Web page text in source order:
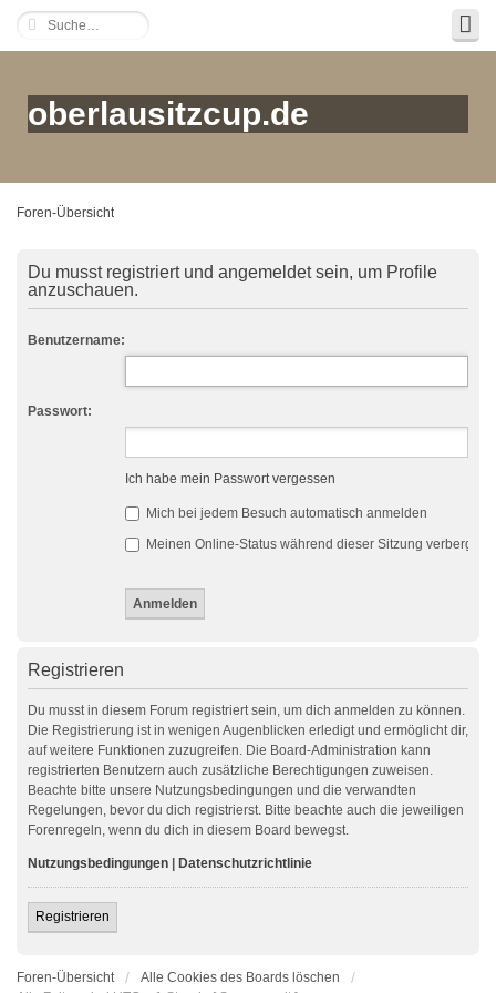
oberlausitzcup.de
Foren-Übersicht
Du musst registriert und angemeldet sein, um Profile
anzuschauen.
Benutzername:
Passwort:
Ich habe mein Passwort vergessen
Mich bei jedem Besuch automatisch anmelden
Meinen Online-Status während dieser Sitzung verbergen
Registrieren
Du musst in diesem Forum registriert sein, um dich anmelden zu können.
Die Registrierung ist in wenigen Augenblicken erledigt und ermöglicht dir,
auf weitere Funktionen zuzugreifen. Die Board-Administration kann
registrierten Benutzern auch zusätzliche Berechtigungen zuweisen.
Beachte bitte unsere Nutzungsbedingungen und die verwandten
Regelungen, bevor du dich registrierst. Bitte beachte auch die jeweiligen
Forenregeln, wenn du dich in diesem Board bewegst.
Nutzungsbedingungen Datenschutzrichtlinie
Registrieren
Foren-Übersicht
Alle Cookies des Boards löschen